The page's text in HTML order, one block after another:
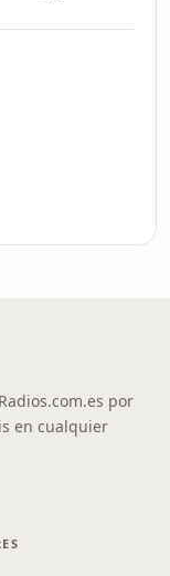
por
en cualquier